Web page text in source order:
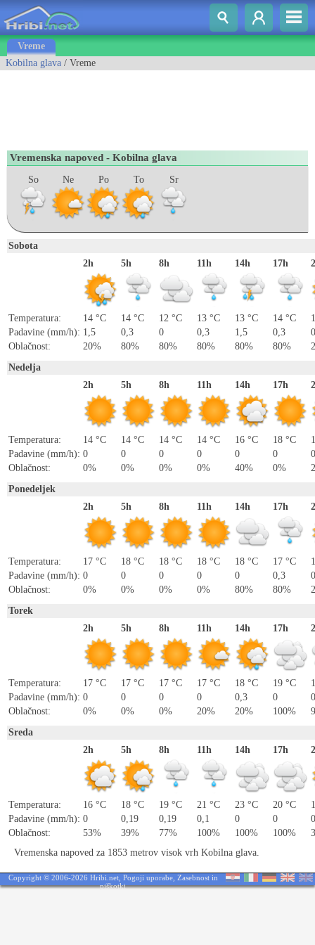
Vreme
Kobilna glava / Vreme
Vremenska napoved - Kobilna glava
So Ne Po To Sr
Sobota
2h
Temperatura:
14 °C
Padavine (mm/h): 1,5
Oblačnost:
20%
5h
14 °C
0,3
80%
8h
12 °C
0
80%
11h
13 °C
0,3
80%
14h
13 °C
1,5
80%
17h
14 °C
0,3
80%
Nedelja
2h
Temperatura:
14 °C
Padavine (mm/h): 0
Oblačnost:
0%
5h
14 °C
0
0%
8h
14 °C
0
0%
11h
14 °C
0
0%
14h
16 °C
0
40%
17h
18 °C
0
0%
0
Ponedeljek
2h
Temperatura:
17 °C
Padavine (mm/h): 0
Oblačnost:
0%
5h
18 °C
0
0%
8h
18 °C
0
0%
11h
18 °C
0
0%
14h
18 °C
0
80%
17h
17 °C
0,3
80%
0
Torek
2h
Temperatura:
17 °C
Padavine (mm/h): 0
Oblačnost:
0%
5h
17 °C
0
0%
8h
17 °C
0
0%
11h
17 °C
0
20%
14h
18 °C
0,3
20%
17h
19 °C
0
100%
0
Sreda
2h
Temperatura:
16 °C
Padavine (mm/h): 0
Oblačnost:
53%
5h
18 °C
0,19
39%
8h
19 °C
0,19
77%
11h
21 °C
0,1
100%
14h
23 °C
0
100%
17h
20 °C
0
100%
0
Vremenska napoved za 1853 metrov visok vrh Kobilna glava.
Copyright © 2006-2026 Hribi.net, Pogoji uporabe, Zasebnost in
piškotki